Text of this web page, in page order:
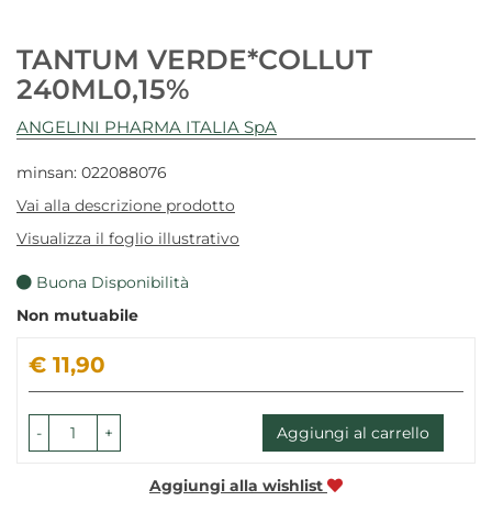
TANTUM VERDE*COLLUT
240ML0,15%
ANGELINI PHARMA ITALIA SpA
minsan: 022088076
Vai alla descrizione prodotto
Visualizza il foglio illustrativo
Buona Disponibilità
Non mutuabile
Prezzo
€ 11,90
- + Aggiungi al carrello
Aggiungi alla wishlist